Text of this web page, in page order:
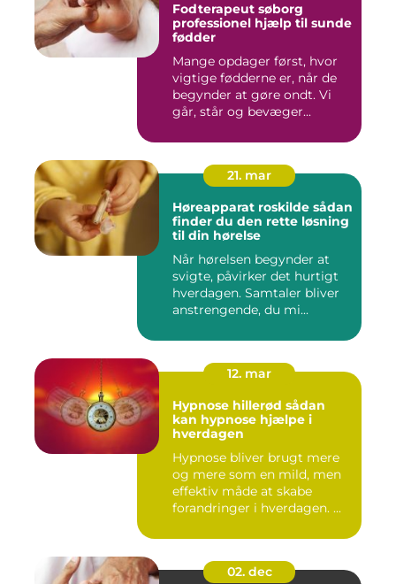
Fodterapeut søborg
professionel hjælp til sunde
fødder
Mange opdager først, hvor
vigtige fødderne er, når de
begynder at gøre ondt. Vi
går, står og bevæger...
21. mar
Høreapparat roskilde sådan
finder du den rette løsning
til din hørelse
Når hørelsen begynder at
svigte, påvirker det hurtigt
hverdagen. Samtaler bliver
anstrengende, du mi...
12. mar
Hypnose hillerød sådan
kan hypnose hjælpe i
hverdagen
Hypnose bliver brugt mere
og mere som en mild, men
effektiv måde at skabe
forandringer i hverdagen. ...
02. dec